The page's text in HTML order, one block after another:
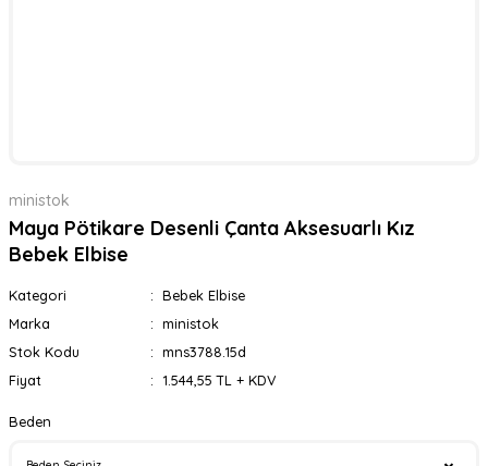
ministok
Maya Pötikare Desenli Çanta Aksesuarlı Kız
Bebek Elbise
Kategori
Bebek Elbise
Marka
ministok
Stok Kodu
mns3788.15d
Fiyat
1.544,55 TL + KDV
Beden